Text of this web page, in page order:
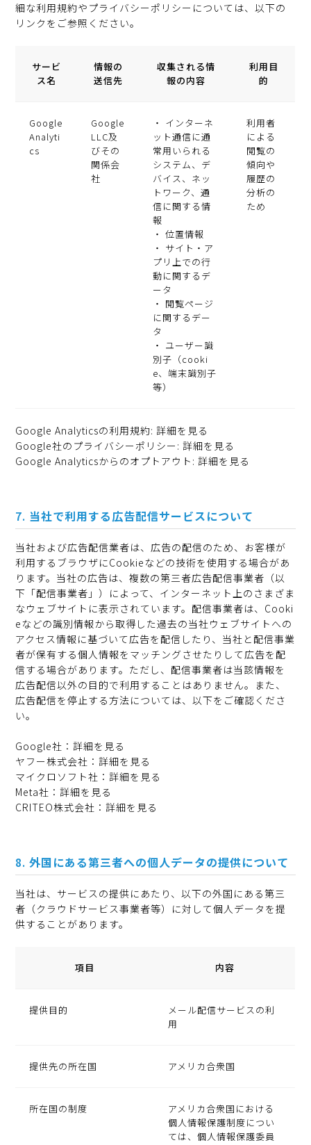
細な利用規約やプライバシーポリシーについては、以下の
リンクをご参照ください。
サービ
ス名
情報の
送信先
収集される情
報の内容
利用目
的
Google
Analyti
cs
Google
LLC及
びその
関係会
社
・ インターネ
ット通信に通
常用いられる
システム、デ
バイス、ネッ
トワーク、通
信に関する情
報
・ 位置情報
・ サイト・ア
プリ上での行
動に関するデ
ータ
・ 閲覧ページ
に関するデー
タ
・ ユーザー識
別子（cooki
e、端末識別子
等）
利用者
による
閲覧の
傾向や
履歴の
分析の
ため
Google Analyticsの利用規約:詳細を見る
Google社のプライバシーポリシー:詳細を見る
Google Analyticsからのオプトアウト:詳細を見る
当社で利用する広告配信サービスについて
当社および広告配信業者は、広告の配信のため、お客様が
利用するブラウザにCookieなどの技術を使用する場合があ
ります。当社の広告は、複数の第三者広告配信事業者（以
下「配信事業者」）によって、インターネット上のさまざま
なウェブサイトに表示されています。配信事業者は、Cooki
eなどの識別情報から取得した過去の当社ウェブサイトへの
アクセス情報に基づいて広告を配信したり、当社と配信事業
者が保有する個人情報をマッチングさせたりして広告を配
信する場合があります。ただし、配信事業者は当該情報を
広告配信以外の目的で利用することはありません。また、
広告配信を停止する方法については、以下をご確認くださ
い。
Google社：詳細を見る
ヤフー株式会社：詳細を見る
マイクロソフト社：詳細を見る
Meta社：詳細を見る
CRITEO株式会社：詳細を見る
外国にある第三者への個人データの提供について
当社は、サービスの提供にあたり、以下の外国にある第三
者（クラウドサービス事業者等）に対して個人データを提
供することがあります。
項目 内容
提供目的
メール配信サービスの利
用
提供先の所在国 アメリカ合衆国
所在国の制度
アメリカ合衆国における
個人情報保護制度につい
ては、個人情報保護委員